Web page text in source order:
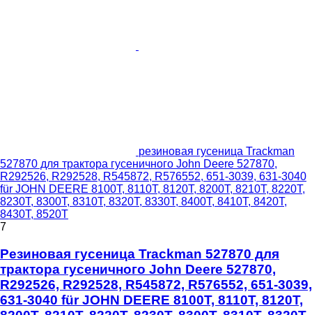
резиновая гусеница Trackman
527870 для трактора гусеничного John Deere 527870,
R292526, R292528, R545872, R576552, 651-3039, 631-3040
für JOHN DEERE 8100T, 8110T, 8120T, 8200T, 8210T, 8220T,
8230T, 8300T, 8310T, 8320T, 8330T, 8400T, 8410T, 8420T,
8430T, 8520T
7
Резиновая гусеница Trackman 527870 для
трактора гусеничного John Deere 527870,
R292526, R292528, R545872, R576552, 651-3039,
631-3040 für JOHN DEERE 8100T, 8110T, 8120T,